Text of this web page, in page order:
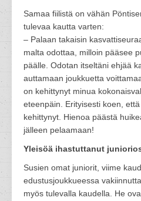
Samaa fiilistä on vähän
tulevaa kautta varten:
– Palaan takaisin
malta odottaa, milloin pääsee
päälle. Odotan itseltäni ehjää
auttamaan joukkuetta
on kehittynyt minua
eteenpäin. Erityisesti koen,
kehittynyt. Hienoa päästä
jälleen pelaamaan!
Yleisöä ihastuttanut
Susien omat juniorit, viime
edustusjoukkueessa
myös tulevalla kaudella. He